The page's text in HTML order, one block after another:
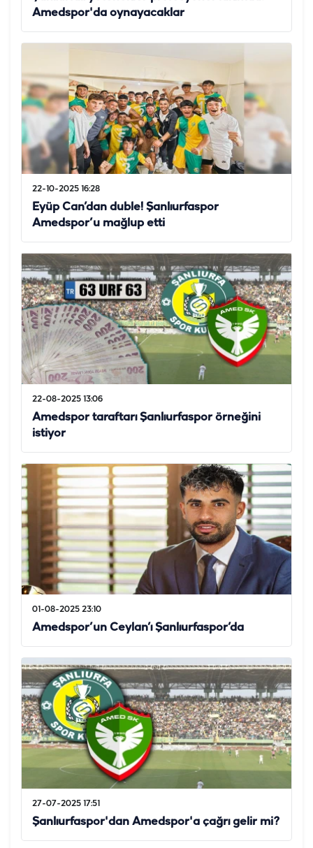
Amedspor'da oynayacaklar
22-10-2025 16:28
Eyüp Can’dan duble! Şanlıurfaspor
Amedspor’u mağlup etti
22-08-2025 13:06
Amedspor taraftarı Şanlıurfaspor örneğini
istiyor
01-08-2025 23:10
Amedspor’un Ceylan’ı Şanlıurfaspor’da
27-07-2025 17:51
Şanlıurfaspor'dan Amedspor'a çağrı gelir mi?